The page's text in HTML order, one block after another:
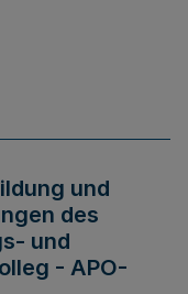
und
des
und
- APO-